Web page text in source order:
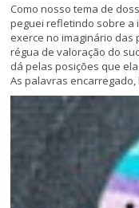
Como nosso tema de
peguei refletindo sobre a
exerce no imaginário das
régua de valoração do
dá pelas posições que
As palavras